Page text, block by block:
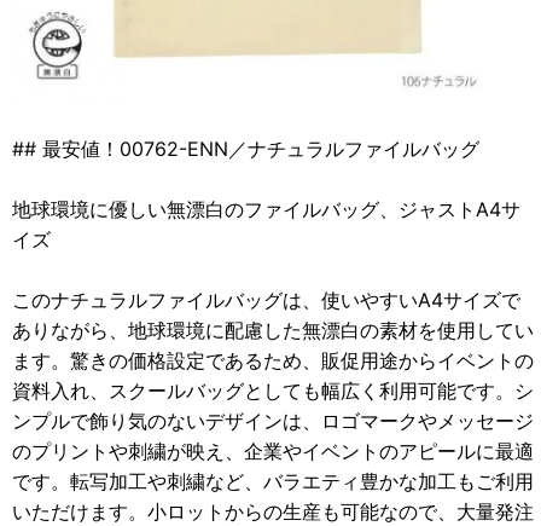
## 最安値！00762-ENN／ナチュラルファイルバッグ
地球環境に優しい無漂白のファイルバッグ、ジャストA4サ
イズ
このナチュラルファイルバッグは、使いやすいA4サイズで
ありながら、地球環境に配慮した無漂白の素材を使用してい
ます。驚きの価格設定であるため、販促用途からイベントの
資料入れ、スクールバッグとしても幅広く利用可能です。シ
ンプルで飾り気のないデザインは、ロゴマークやメッセージ
のプリントや刺繍が映え、企業やイベントのアピールに最適
です。転写加工や刺繍など、バラエティ豊かな加工もご利用
いただけます。小ロットからの生産も可能なので、大量発注